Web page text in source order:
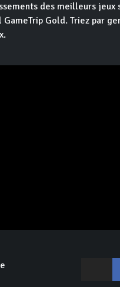
des meilleurs jeux
Gold. Triez par